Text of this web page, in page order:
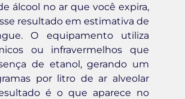
álcool no ar que você expira,
resultado em estimativa de
O equipamento utiliza
ou infravermelhos que
de etanol, gerando um
por litro de ar alveolar
é o que aparece no